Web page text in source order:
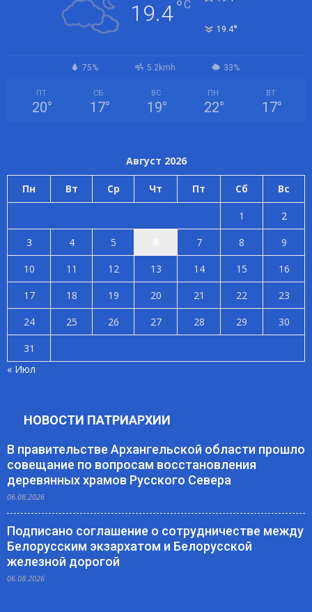
19.4°C
19.4°
75% 5.2kmh 33%
ПТ
20°
СБ
17°
ВС
19°
ПН
22°
ВТ
17°
Август 2026
Пн Вт Ср Чт Пт Сб Вс
1
2
3
4 5 7 8
9
10
11 12 13 14 15
16
17
18 19 20 21 22
23
24
25 26 27 28 29
30
31
« Июл
НОВОСТИ ПАТРИАРХИИ
В правительстве Архангельской области прошло
совещание по вопросам восстановления
деревянных храмов Русского Севера
06.08.2026
Подписано соглашение о сотрудничестве между
Белорусским экзархатом и Белорусской
железной дорогой
06.08.2026